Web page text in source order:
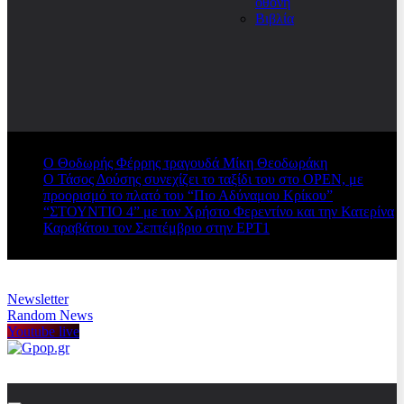
Βιβλία
Ο Θοδωρής Φέρρης τραγουδά Μίκη Θεοδωράκη
Ο Τάσος Δούσης συνεχίζει το ταξίδι του στο OPEN, με
προορισμό το πλατό του “Πιο Αδύναμου Κρίκου”
“ΣΤΟΥΝΤΙΟ 4” με τον Χρήστο Φερεντίνο και την Κατερίνα
Καραβάτου τον Σεπτέμβριο στην ΕΡΤ1
Newsletter
Random News
Youtube live